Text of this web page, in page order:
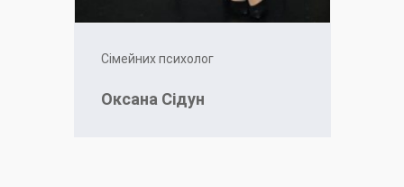
Сімейних психолог
Оксана Сідун